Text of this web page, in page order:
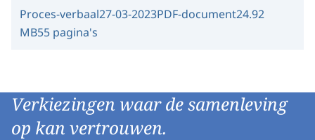
Proces-verbaal27-03-2023PDF-document24.92
MB55 pagina's
Verkiezingen waar de samenleving
op kan vertrouwen.